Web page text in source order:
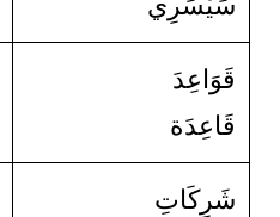
قَوَاعِدَ
قَاعِدَة
شَرِكَاتِ